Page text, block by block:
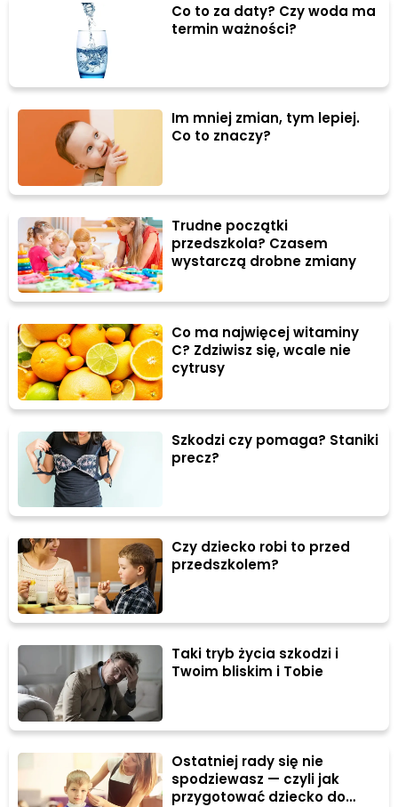
Co to za daty? Czy woda ma
termin ważności?
Im mniej zmian, tym lepiej.
Co to znaczy?
Trudne początki
przedszkola? Czasem
wystarczą drobne zmiany
Co ma najwięcej witaminy
C? Zdziwisz się, wcale nie
cytrusy
Szkodzi czy pomaga? Staniki
precz?
Czy dziecko robi to przed
przedszkolem?
Taki tryb życia szkodzi i
Twoim bliskim i Tobie
Ostatniej rady się nie
spodziewasz — czyli jak
przygotować dziecko do